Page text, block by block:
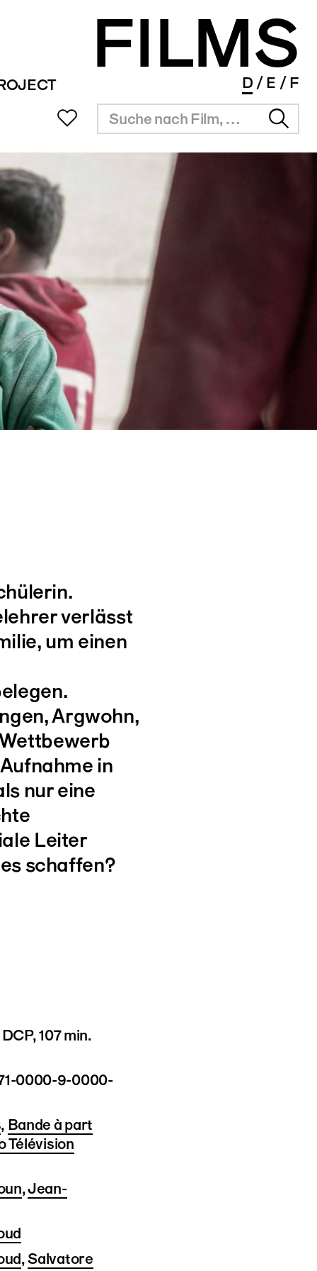
Portal
Filmpreis
SERVICE
Festival Agenda
Award Agenda
Short Film Library
Branchenlinks
Vermietung
FILMS
D E
F
verlässt
um einen
Argwohn,
in
nur eine
Leiter
schaffen?
107 min.
0000-9-0000-
, Bande à part
Télévision
,Jean-
,Salvatore